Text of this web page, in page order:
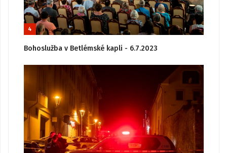
4
Bohoslužba v Betlémské kapli - 6.7.2023